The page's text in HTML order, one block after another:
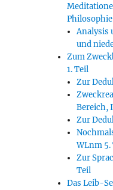
Philosophie
Analysis
und
Zum
1. Teil
Zur
Bereich,
Zur
WLnm 5.
Zur
Teil
Das Leib-